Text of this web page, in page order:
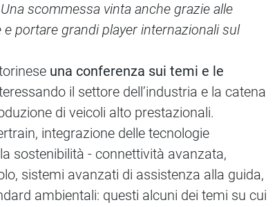
scommessa vinta anche grazie alle
portare grandi player internazionali sul
una conferenza sui temi e le
il settore dell’industria e la catena
di veicoli alto prestazionali.
integrazione delle tecnologie
sostenibilità - connettività avanzata,
sistemi avanzati di assistenza alla guida,
ambientali: questi alcuni dei temi su cui